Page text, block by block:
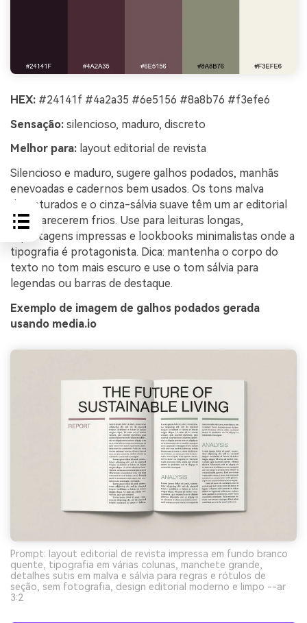
HEX: #24141f #4a2a35 #6e5156 #8a8b76 #f3efe6
Sensação: silencioso, maduro, discreto
Melhor para: layout editorial de revista
Silencioso e maduro, sugere galhos podados, manhãs
enevoadas e cadernos bem usados. Os tons malva
dessaturados e o cinza-sálvia suave têm um ar editorial
sem parecerem frios. Use para leituras longas,
reportagens impressas e lookbooks minimalistas onde a
tipografia é protagonista. Dica: mantenha o corpo do
texto no tom mais escuro e use o tom sálvia para
legendas ou barras de destaque.
Exemplo de imagem de galhos podados gerada
usando media.io
Prompt: layout editorial de revista impressa em fundo branco
quente, tipografia em várias colunas, manchete grande,
detalhes sutis em malva e sálvia para regras e rótulos de
seção, sem fotografia, design editorial moderno e limpo --ar
3:2